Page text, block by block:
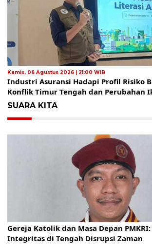
Kamis, 06 Agustus 2026 | 21:00 WIB
Industri Asuransi Hadapi Profil Risiko
Konflik Timur Tengah dan Perubahan
SUARA KITA
Jumat, 24 Juli 2026 | 16:30 WIB
Gereja Katolik dan Masa Depan
Integritas di Tengah Disrupsi Zaman